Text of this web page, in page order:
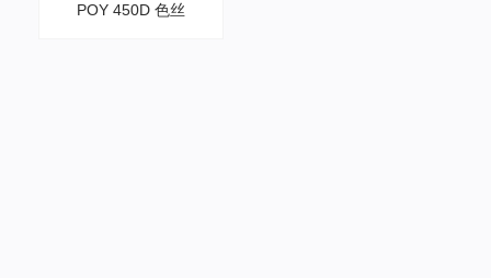
POY 450D 色丝